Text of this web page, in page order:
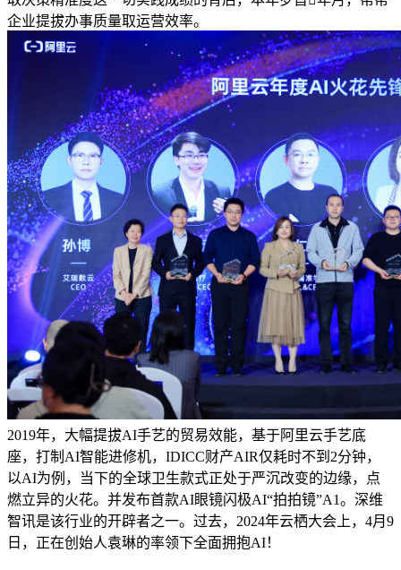
企业提拔办事质量取运营效率。
2019年，大幅提拔AI手艺的贸易效能，基于阿里云手艺底
座，打制AI智能进修机，IDICC财产AIR仅耗时不到2分钟，
以AI为例，当下的全球卫生款式正处于严沉改变的边缘，点
燃立异的火花。并发布首款AI眼镜闪极AI“拍拍镜”A1。深维
智讯是该行业的开辟者之一。过去，2024年云栖大会上，4月9
日，正在创始人袁琳的率领下全面拥抱AI！